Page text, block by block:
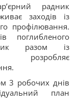
радник
заходів із
профілювання.
поглибленого
разом із
розробляє
3 робочих днів
план